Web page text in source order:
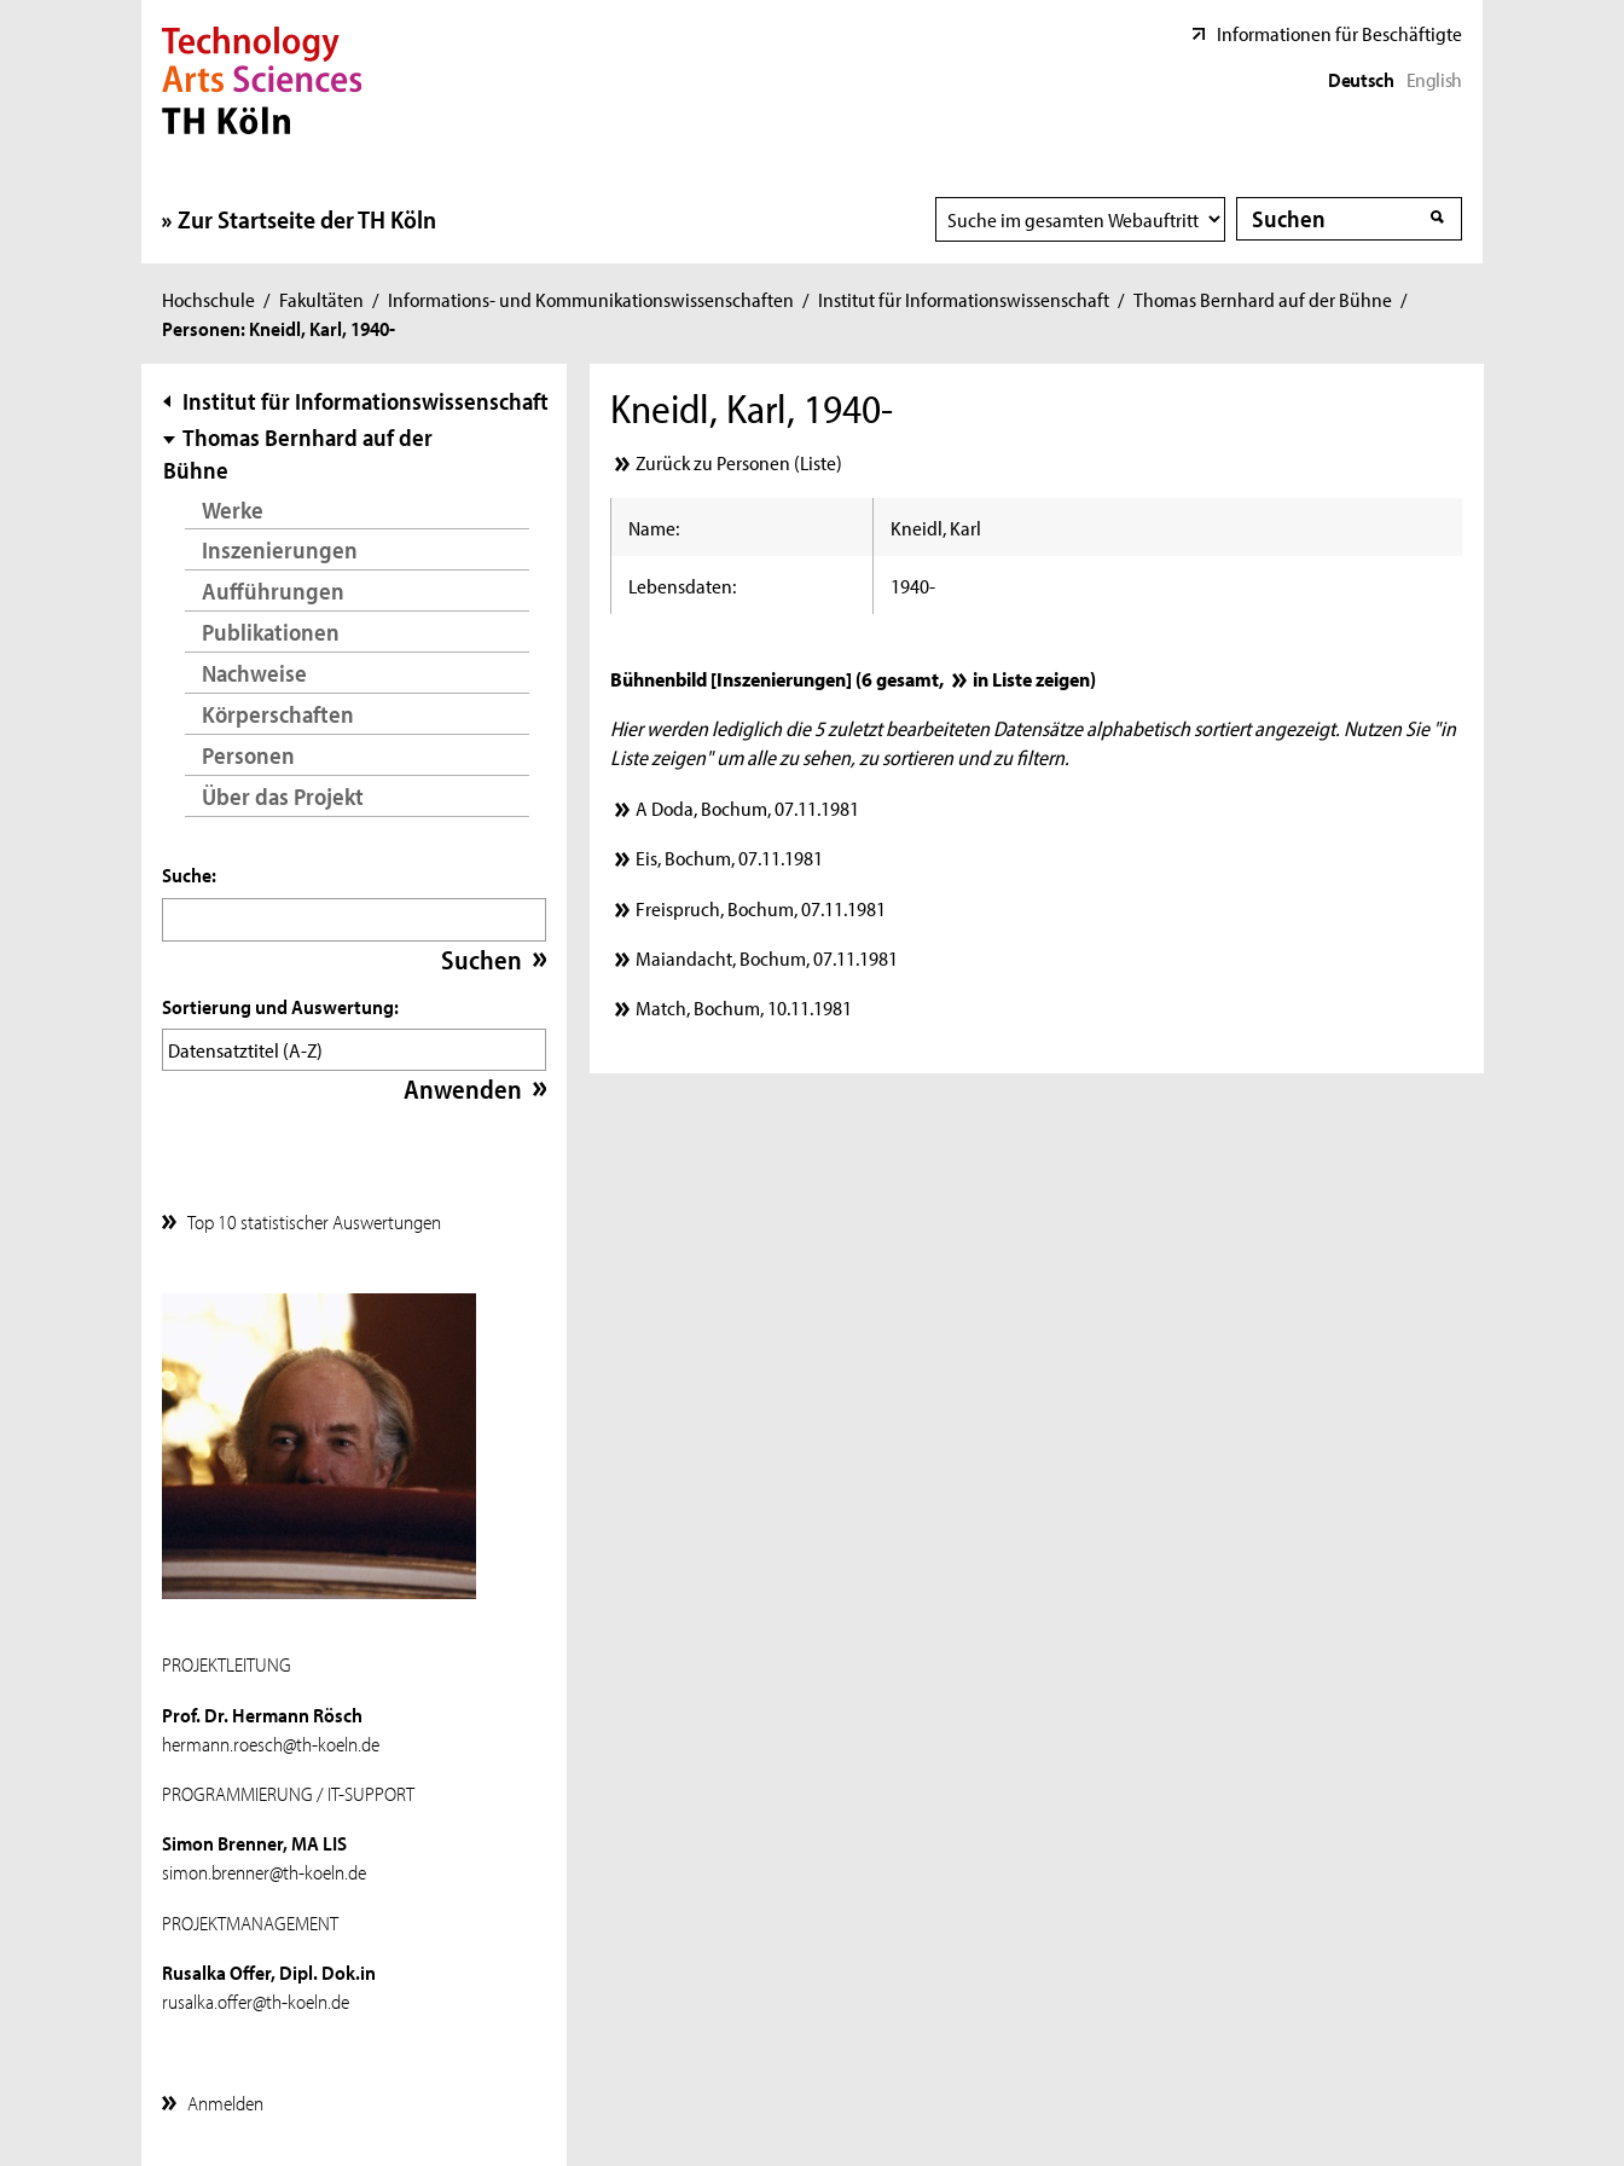
Direkt zur Hauptnavigation
Direkt zur Subnavigation
Direkt zum Inhalt
Direkt zum Fußbereich
Informationen für Beschäftigte
Deutsch English
Zur Startseite der TH Köln
Suchbereich
wählen
Suche
Suche
Sie
sind
Hochschule / Fakultäten / Informations- und Kommunikationswissenschaften / Institut für Informationswissenschaft / Thomas Bernhard auf der Bühne /
Personen: Kneidl, Karl, 1940-
Subnavigation
Institut für Informationswissenschaft
Thomas Bernhard auf der
Bühne
Werke
Inszenierungen
Aufführungen
Publikationen
Nachweise
Körperschaften
Personen
Über das Projekt
Suche:
Sortierung und Auswertung:
Top 10 statistischer Auswertungen
PROJEKTLEITUNG
Prof. Dr. Hermann Rösch
hermann.roesch@th-koeln.de
PROGRAMMIERUNG / IT-SUPPORT
Simon Brenner, MA LIS
simon.brenner@th-koeln.de
PROJEKTMANAGEMENT
Rusalka Offer, Dipl. Dok.in
rusalka.offer@th-koeln.de
Anmelden
Kneidl, Karl, 1940-
Zurück zu Personen (Liste)
Name: Kneidl, Karl
Lebensdaten: 1940-
Bühnenbild [Inszenierungen] (6 gesamt, in Liste zeigen)
Hier werden lediglich die 5 zuletzt bearbeiteten Datensätze alphabetisch sortiert angezeigt. Nutzen Sie "in
Liste zeigen" um alle zu sehen, zu sortieren und zu filtern.
A Doda, Bochum, 07.11.1981
Eis, Bochum, 07.11.1981
Freispruch, Bochum, 07.11.1981
Maiandacht, Bochum, 07.11.1981
Match, Bochum, 10.11.1981